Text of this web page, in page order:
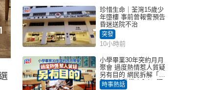
珍惜生命｜荃灣15歲少
年墮樓 事前曾報警預告
昏迷送院不治
突發
10小時前
小學畢業30年突約月月
聚會 過度熱情惹人質疑
另有目的 網民拆解「扮
熟」4大動機｜Juicy叮
時事熱話